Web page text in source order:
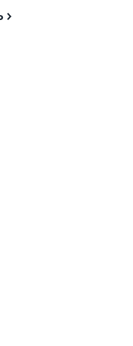
г Минска по